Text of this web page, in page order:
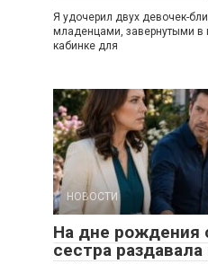
Я удочерил двух девочек-
младенцами, завернутыми в
кабинке для
НОВОСТИ
На дне рождения
сестра